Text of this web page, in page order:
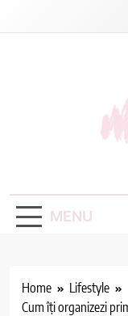
MENU
Home
Lifestyle
Cum îți organizezi